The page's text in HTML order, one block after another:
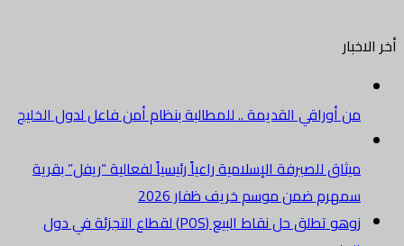
أخر الاخبار
من أوراقي القديمة .. للمطالبة بنظام أمن فاعل لدول الخليج
ميثاق للصيرفة الإسلامية راعياً رئيسياً لفعالية “ريفل” بقرية
سمهرم ضمن موسم خريف ظفار 2026
زوهو تطلق حل نقاط البيع (POS) لقطاع التجزئة في دول